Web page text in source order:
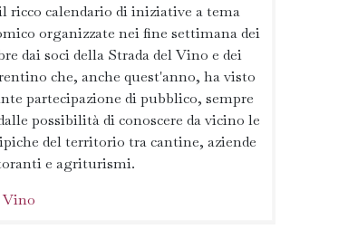
ricco calendario di iniziative a tema
organizzate nei fine settimana dei
dai soci della Strada del Vino e dei
che, anche quest'anno, ha visto
partecipazione di pubblico, sempre
possibilità di conoscere da vicino le
del territorio tra cantine, aziende
e agriturismi.
Vino